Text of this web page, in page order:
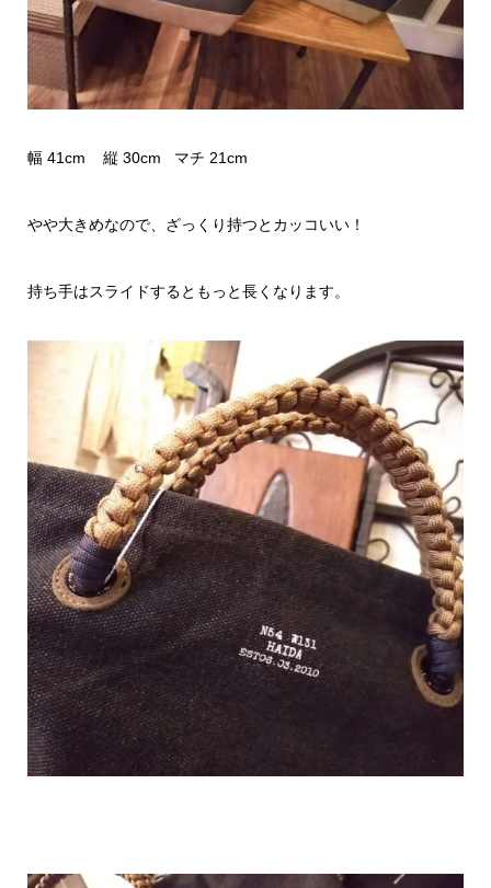
幅 41cm 縦 30cm マチ 21cm
やや大きめなので、ざっくり持つとカッコいい！
持ち手はスライドするともっと長くなります。